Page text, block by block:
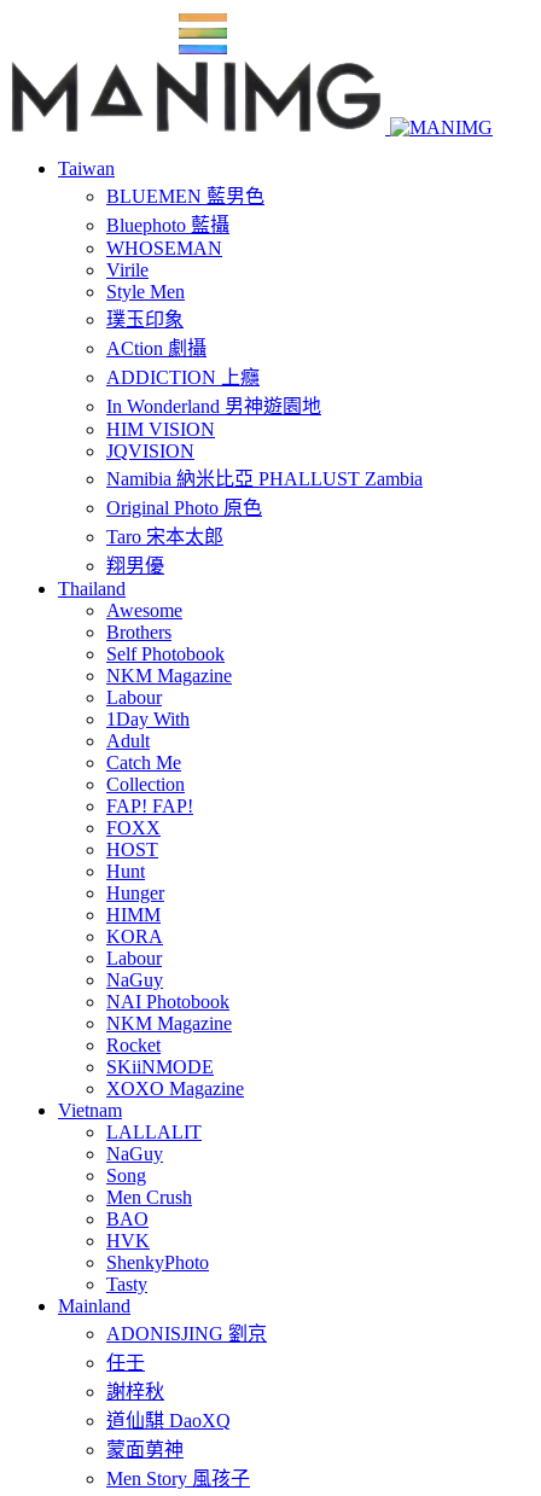
Taiwan
BLUEMEN 藍男色
Bluephoto 藍攝
WHOSEMAN
Virile
Style Men
璞玉印象
ACtion 劇攝
ADDICTION 上癮
In Wonderland 男神遊園地
HIM VISION
JQVISION
Namibia 納米比亞 PHALLUST Zambia
Original Photo 原色
Taro 宋本太郎
翔男優
Thailand
Awesome
Brothers
Self Photobook
NKM Magazine
Labour
1Day With
Adult
Catch Me
Collection
FAP! FAP!
FOXX
HOST
Hunt
Hunger
HIMM
KORA
Labour
NaGuy
NAI Photobook
NKM Magazine
Rocket
SKiiNMODE
XOXO Magazine
Vietnam
LALLALIT
NaGuy
Song
Men Crush
BAO
HVK
ShenkyPhoto
Tasty
Mainland
ADONISJING 劉京
任壬
謝梓秋
道仙騏 DaoXQ
蒙面莮神
Men Story 風孩子